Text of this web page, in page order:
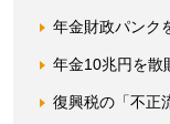
年金財政パンク
年金10兆円を
復興税の「不正